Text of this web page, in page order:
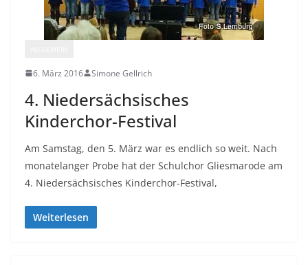
6. März 2016 Simone Gellrich
4. Niedersächsisches
Kinderchor-Festival
Am Samstag, den 5. März war es endlich so weit. Nach
monatelanger Probe hat der Schulchor Gliesmarode am
4. Niedersächsisches Kinderchor-Festival,
Weiterlesen